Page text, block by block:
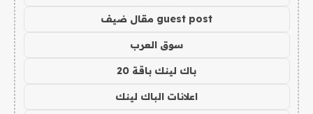
guest post مقال ضيف
سوق العرب
باك لينك باقة 20
اعلانات الباك لينك